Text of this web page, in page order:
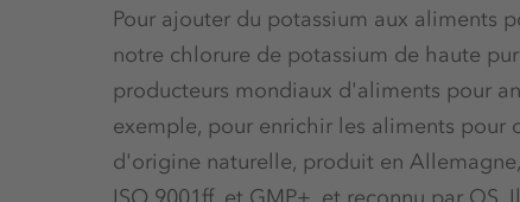
Pour ajouter du potassium aux aliments
notre chlorure de potassium de haute
producteurs mondiaux d'aliments pour
exemple, pour enrichir les aliments pour
d'origine naturelle, produit en
ISO 9001ff. et GMP+, et reconnu par QS.